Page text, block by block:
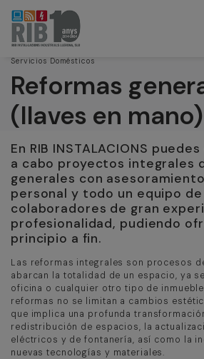
Servicios Domésticos
Reformas
(llaves en mano)
En RIB INSTALACIONS
a cabo proyectos integrales
generales con
personal y todo un equipo
colaboradores de gran
profesionalidad, pudiendo
principio a fin.
Las reformas integrales son procesos
abarcan la totalidad de un espacio, ya
oficina o cualquier otro tipo de
reformas no se limitan a cambios
que implica una profunda
redistribución de espacios, la
eléctricos y de fontanería, así como la
nuevas tecnologías y materiales.